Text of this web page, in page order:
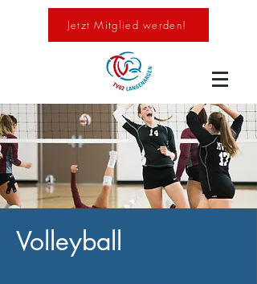
Jetzt Mitglied werden!
Volleyball